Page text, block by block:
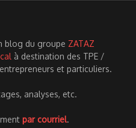
blog du groupe ZATAZ
à destination des TPE /
et particuliers.
analyses, etc.
par courriel.